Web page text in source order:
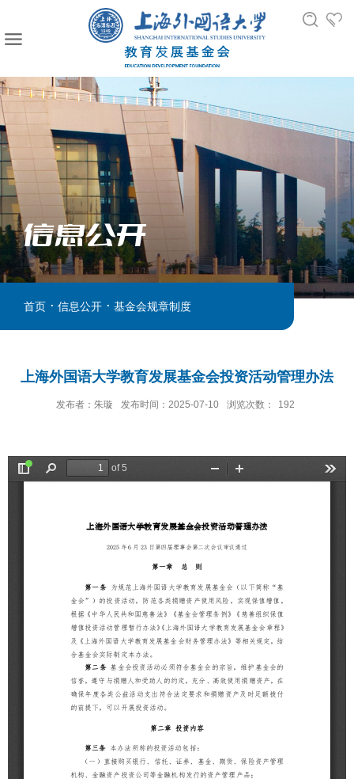
信息公开
首页 . 信息公开 . 基金会规章制度
上海外国语大学教育发展基金会投资活动管理办法
发布者：朱璇 发布时间：2025-07-10 浏览次数： 192